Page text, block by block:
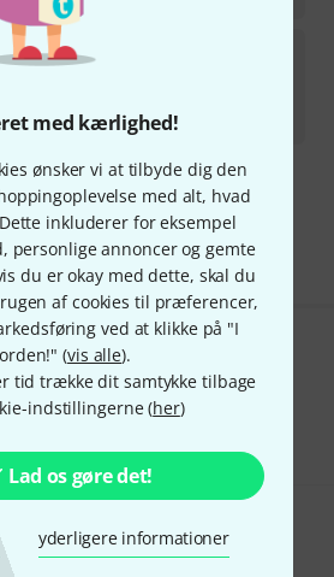
med kærlighed!
ønsker vi at tilbyde dig den
med alt, hvad
inkluderer for eksempel
personlige annoncer og gemte
du er okay med dette, skal du
af cookies til præferencer,
ved at klikke på "I
orden!" (vis alle).
tid trække dit samtykke tilbage
indstillingerne (her)
Lad os gøre det!
yderligere informationer
Burma Paduak
levering fra 1.100 kr
priser er inkl. moms
lide det du ser?
Hjælp og feedback